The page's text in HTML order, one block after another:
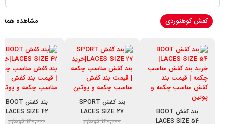
کفش کوهنوردی مشاهده همه
بند کفش BOOT
LACES SIZE 54
بند کفش SPORT
LACES SIZE 27
۱۶۰,۰۰۰تومان
بند کفش BOOT
LACES SIZE 42
۱۶۰,۰۰۰تومان